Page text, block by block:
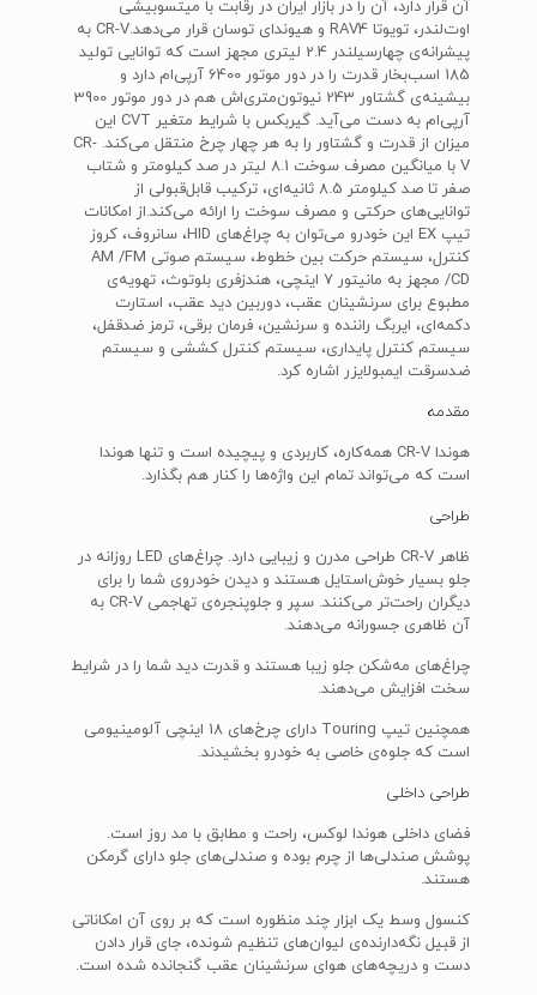
آن قرار دارد، آن را در بازار ایران در رقابت با میتسوبیشی
اوت‌لندر، تویوتا RAV4 و هیوندای توسان قرار می‌دهد.CR-V به
پیشرانه‌ی‌ چهارسیلندر 2.4 لیتری مجهز است که توانایی تولید
185 اسب‌بخار قدرت را در دور موتور 6400 آرپی‌ام دارد و
بیشینه‌ی گشتاور 243 نیوتون‌متری‌اش هم در دور موتور 3900
آرپی‌ام به دست می‌آید. گیربکس با شرایط متغیر CVT این
میزان از قدرت و گشتاور را به هر چهار چرخ منتقل می‌کند. CR-
V با میانگین مصرف سوخت 8.1 لیتر در صد کیلومتر و شتاب
صفر تا صد کیلومتر 8.5 ثانیه‌ای، ترکیب قابل‌قبولی از
توانایی‌های حرکتی و مصرف سوخت را ارائه می‌کند.از امکانات
تیپ EX این خودرو می‌توان به چراغ‌های HID، سانروف، کروز
کنترل، سیستم حرکت بین خطوط، سیستم صوتی AM /FM
/CD مجهز به مانیتور 7 اینچی، هندزفری بلوتوث، تهویه‌ی
مطبوع برای سرنشینان عقب، دوربین دید عقب، استارت
دکمه‌ای، ایربگ راننده و سرنشین، فرمان برقی، ترمز ضدقفل،
سیستم کنترل پایداری، سیستم کنترل کششی و سیستم
ضدسرقت ایمبولایزر اشاره کرد.
مقدمه
هوندا CR-V همه‌کاره، کاربردی و پیچیده است و تنها هوندا
است که می‌تواند تمام این واژه‌ها را کنار هم بگذارد.
طراحی
ظاهر CR-V طراحی مدرن و زیبایی دارد. چراغ‌های LED روزانه در
جلو بسیار خوش‌استایل هستند و دیدن خودروی شما را برای
دیگران راحت‌تر می‌کنند. سپر و جلوپنجره‌ی تهاجمی CR-V به
آن ظاهری جسورانه می‌دهند.
چراغ‌های مه‌شکن جلو زیبا هستند و قدرت دید شما را در شرایط
سخت افزایش می‌دهند.
همچنین تیپ Touring دارای چرخ‌های 18 اینچی آلومینیومی
است که جلوه‌ی خاصی به خودرو بخشیدند.
طراحی داخلی
فضای داخلی هوندا لوکس، راحت و مطابق با مد روز است.
پوشش صندلی‌ها از چرم بوده و صندلی‌های جلو دارای گرمکن
هستند.
کنسول وسط یک ابزار چند منظوره است که بر روی آن امکاناتی
از قبیل نگه‌دارنده‌ی لیوان‌های تنظیم شونده، جای قرار دادن
دست و دریچه‌های هوای سرنشینان عقب گنجانده شده است.